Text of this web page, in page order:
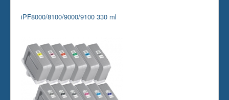
iPF8000/8100/9000/9100 330 ml